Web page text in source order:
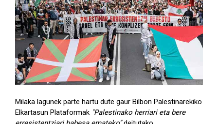
Milaka lagunek parte hartu dute gaur Bilbon Palestinarekiko
Elkartasun Plataformak "Palestinako herriari eta bere